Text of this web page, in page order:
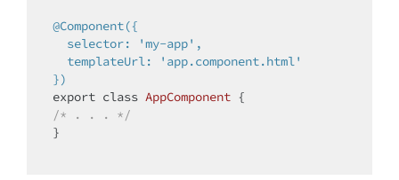
@Component({
})
export class AppComponent
/* . . . */
}